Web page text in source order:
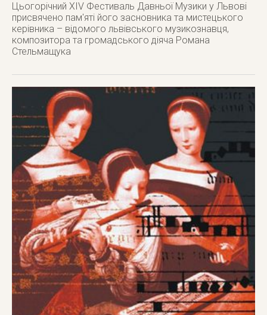
Цьогорічний XIV Фестиваль Давньої Музики у Львові
присвячено пам'яті його засновника та мистецького
керівника – відомого львівського музикознавця,
композитора та громадського діяча Романа
Стельмащука